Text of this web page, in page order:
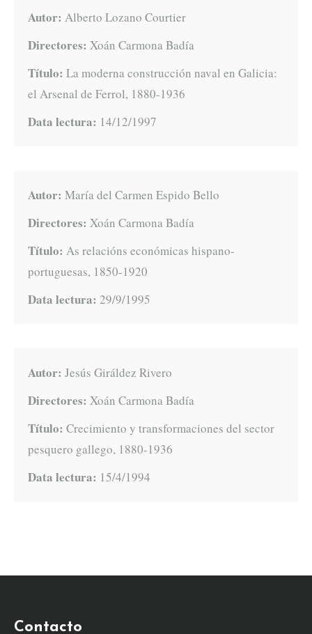
Autor: Alberto Lozano Courtier
Directores: Xoán Carmona Badía
Título: La moderna construcción naval en Galicia:
el Arsenal de Ferrol, 1880-1936
Data lectura: 14/12/1997
Autor: María del Carmen Espido Bello
Directores: Xoán Carmona Badía
Título: As relacións económicas hispano-
portuguesas, 1850-1920
Data lectura: 29/9/1995
Autor: Jesús Giráldez Rivero
Directores: Xoán Carmona Badía
Título: Crecimiento y transformaciones del sector
pesquero gallego, 1880-1936
Data lectura: 15/4/1994
Contacto